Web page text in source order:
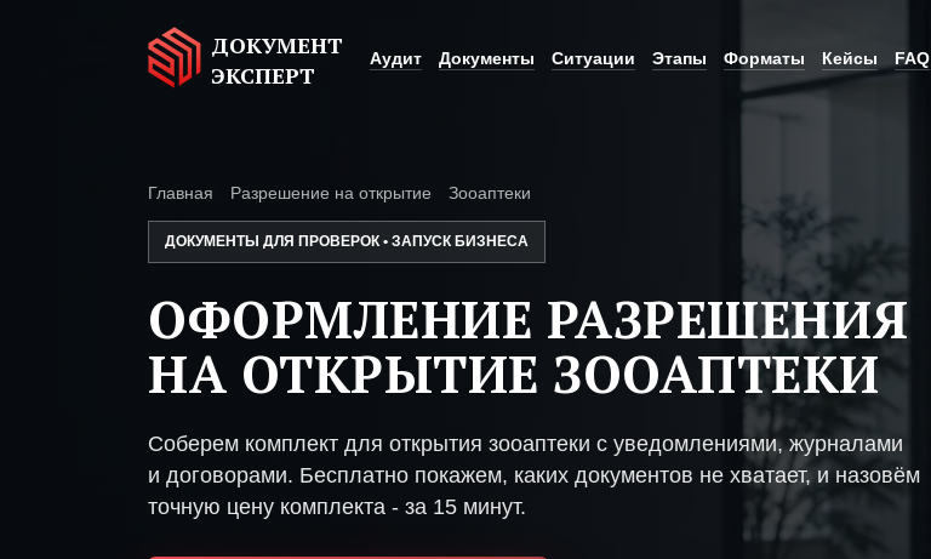
ДОКУМЕНТ
ЭКСПЕРТ
Аудит Документы Ситуации Этапы Форматы Кейсы FAQ
Главная Разрешение на открытие Зооаптеки
ДОКУМЕНТЫ ДЛЯ ПРОВЕРОК • ЗАПУСК БИЗНЕСА
ОФОРМЛЕНИЕ РАЗРЕШЕНИЯ
НА ОТКРЫТИЕ ЗООАПТЕКИ
Соберем комплект для открытия зооаптеки с уведомлениями, журналами
и договорами. Бесплатно покажем, каких документов не хватает, и назовём
точную цену комплекта - за 15 минут.